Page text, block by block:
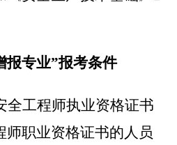
报专业”报考条件
全工程师执业资格证书
师职业资格证书的人员